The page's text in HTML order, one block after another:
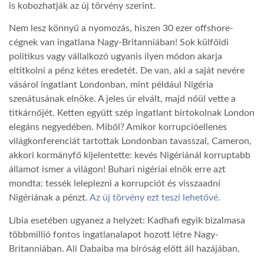
LINKTR.EE
GLOBOZSARU
DOBRAVERO.HU
LATIMO.HU
GLOBOBOOK
is kobozhatják az új törvény szerint.
Nem lesz könnyű a nyomozás, hiszen 30 ezer offshore-
cégnek van ingatlana Nagy-Britanniában! Sok külföldi
politikus vagy vállalkozó ugyanis ilyen módon akarja
eltitkolni a pénz kétes eredetét. De van, aki a saját nevére
vásárol ingatlant Londonban, mint például Nigéria
szenátusának elnöke. A jeles úr elvált, majd nőül vette a
titkárnőjét. Ketten együtt szép ingatlant birtokolnak London
elegáns negyedében. Miből? Amikor korrupcióellenes
világkonferenciát tartottak Londonban tavasszal, Cameron,
akkori kormányfő kijelentette: kevés Nigériánál korruptabb
államot ismer a világon! Buhari nigériai elnök erre azt
mondta: tessék leleplezni a korrupciót és visszaadni
Nigériának a pénzt. Az új törvény ezt teszi lehetővé.
Líbia esetében ugyanez a helyzet: Kadhafi egyik bizalmasa
többmillió fontos ingatlanalapot hozott létre Nagy-
Britanniában. Ali Dabaiba ma bíróság előtt áll hazájában,